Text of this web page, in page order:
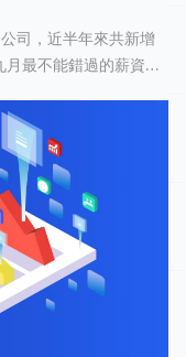
司，近半年來共新增
汽車及其零件製造業